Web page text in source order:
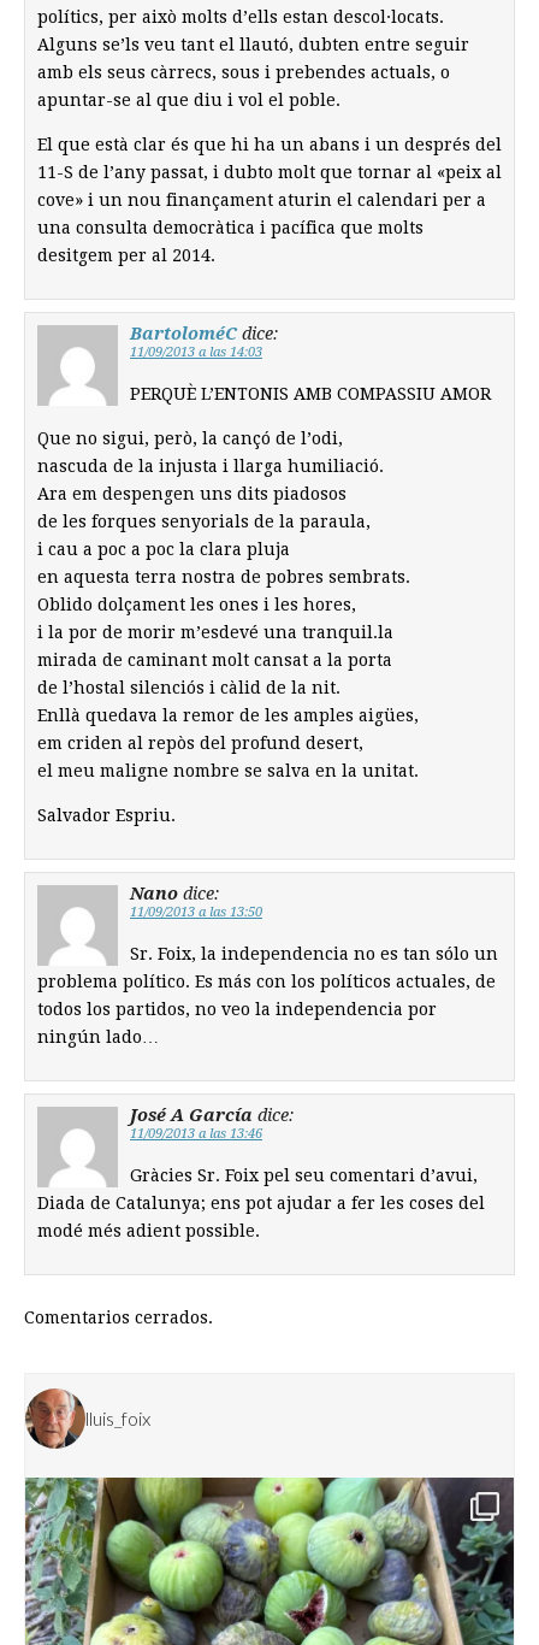
polítics, per això molts d’ells estan descol·locats.
Alguns se’ls veu tant el llautó, dubten entre seguir
amb els seus càrrecs, sous i prebendes actuals, o
apuntar-se al que diu i vol el poble.
El que està clar és que hi ha un abans i un després del
11-S de l’any passat, i dubto molt que tornar al «peix al
cove» i un nou finançament aturin el calendari per a
una consulta democràtica i pacífica que molts
desitgem per al 2014.
BartoloméC dice:
11/09/2013 a las 14:03
PERQUÈ L’ENTONIS AMB COMPASSIU AMOR
Que no sigui, però, la cançó de l’odi,
nascuda de la injusta i llarga humiliació.
Ara em despengen uns dits piadosos
de les forques senyorials de la paraula,
i cau a poc a poc la clara pluja
en aquesta terra nostra de pobres sembrats.
Oblido dolçament les ones i les hores,
i la por de morir m’esdevé una tranquil.la
mirada de caminant molt cansat a la porta
de l’hostal silenciós i càlid de la nit.
Enllà quedava la remor de les amples aigües,
em criden al repòs del profund desert,
el meu maligne nombre se salva en la unitat.
Salvador Espriu.
Nano dice:
11/09/2013 a las 13:50
Sr. Foix, la independencia no es tan sólo un
problema político. Es más con los políticos actuales, de
todos los partidos, no veo la independencia por
ningún lado…
José A García dice:
11/09/2013 a las 13:46
Gràcies Sr. Foix pel seu comentari d’avui,
Diada de Catalunya; ens pot ajudar a fer les coses del
modé més adient possible.
Comentarios cerrados.
lluis_foix